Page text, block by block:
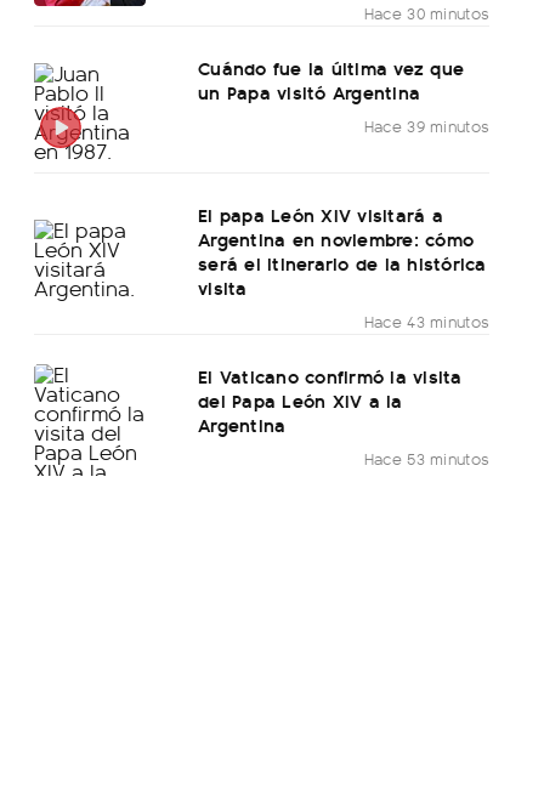
Hace 30 minutos
Cuándo fue la última vez que
un Papa visitó Argentina
Hace 39 minutos
El papa León XIV visitará a
Argentina en noviembre: cómo
será el itinerario de la histórica
visita
Hace 43 minutos
El Vaticano confirmó la visita
del Papa León XIV a la
Argentina
Hace 53 minutos